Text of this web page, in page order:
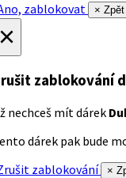
zablokovat
× Zpět
zablokování
nechceš mít dárek
dárek pak bude
zablokování
×